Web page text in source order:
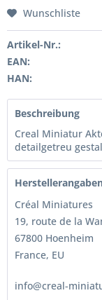
Wunschliste
Artikel-Nr.:
EAN:
HAN:
Beschreibung
Creal Miniatur
detailgetreu
Créal Miniatures
19, route de la
67800 Hoenheim
France, EU
info@creal-